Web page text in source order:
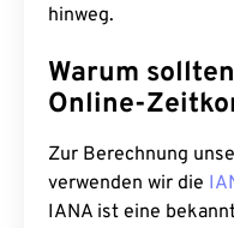
hinweg.
Warum
Online-
Zur Berechnung
verwenden wir die
IANA ist eine